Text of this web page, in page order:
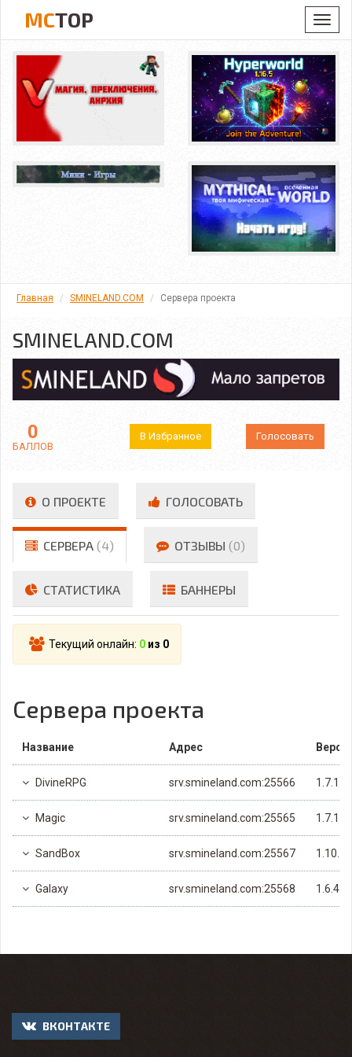
MCTOP
Главная SMINELAND.COM Сервера проекта
SMINELAND.COM
0
БАЛЛОВ
В Избранное Голосовать
О ПРОЕКТЕ ГОЛОСОВАТЬ
СЕРВЕРА (4) ОТЗЫВЫ (0)
СТАТИСТИКА БАННЕРЫ
Текущий онлайн: 0 из 0
Сервера проекта
Название Адрес
DivineRPG srv.smineland.com:25566 1.7.10
Magic srv.smineland.com:25565 1.7.10
SandBox srv.smineland.com:25567 1.10.2
Galaxy srv.smineland.com:25568 1.6.4
ВКОНТАКТЕ